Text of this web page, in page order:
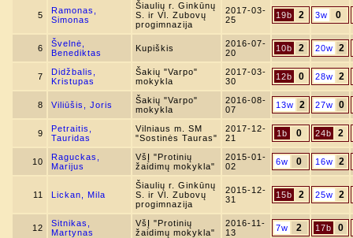
5
Ramonas,
Simonas
Šiaulių r. Ginkūnų
S. ir Vl. Zubovų
progimnazija
2017-03-
25
19b 2 3w 0
6
Švelnė,
Benediktas
Kupiškis
2016-07-
20
10b 2 20w 2
7
Didžbalis,
Kristupas
Šakių "Varpo"
mokykla
2017-03-
30
12b 0 28w 2
8 Viliūšis, Joris
Šakių "Varpo"
mokykla
2016-08-
07
13w 2 27w 0
9
Petraitis,
Tauridas
Vilniaus m. SM
"Sostinės Tauras"
2017-12-
21
1b 0 24b 2
10
Raguckas,
Marijus
VšĮ "Protinių
žaidimų mokykla"
2015-01-
02
6w 0 16w 2
11 Lickan, Mila
Šiaulių r. Ginkūnų
S. ir Vl. Zubovų
progimnazija
2015-12-
31
15b 2 25w 2
12
Sitnikas,
Martynas
VšĮ "Protinių
žaidimų mokykla"
2016-11-
13
7w 2 17b 0